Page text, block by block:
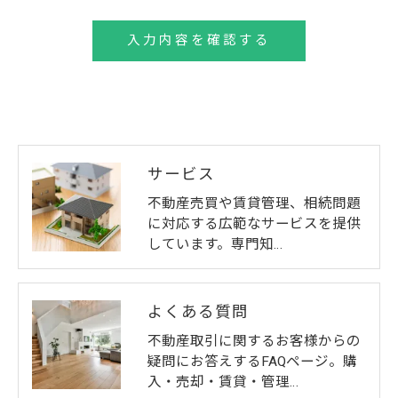
サービス
不動産売買や賃貸管理、相続問題
に対応する広範なサービスを提供
しています。専門知…
よくある質問
不動産取引に関するお客様からの
疑問にお答えするFAQページ。購
入・売却・賃貸・管理…